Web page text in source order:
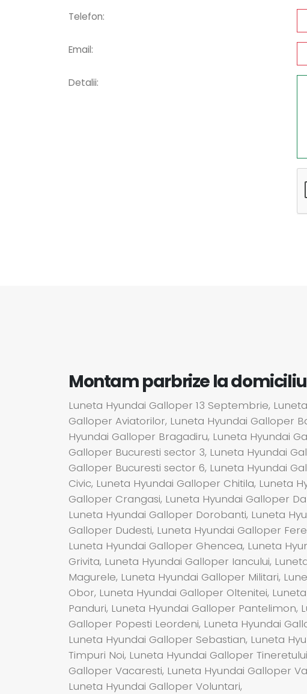
Telefon:
Email:
Detalii:
Montam parbrize la
Luneta Hyundai Galloper 13 Septembrie,
Galloper Aviatorilor, Luneta Hyundai Galloper
Hyundai Galloper Bragadiru, Luneta Hyundai
Galloper Bucuresti sector 3, Luneta Hyundai
Galloper Bucuresti sector 6, Luneta Hyundai
Civic, Luneta Hyundai Galloper Chitila, Luneta
Galloper Crangasi, Luneta Hyundai Galloper
Luneta Hyundai Galloper Dorobanti, Luneta
Galloper Dudesti, Luneta Hyundai Galloper
Luneta Hyundai Galloper Ghencea, Luneta
Grivita, Luneta Hyundai Galloper Iancului,
Magurele, Luneta Hyundai Galloper Militari,
Obor, Luneta Hyundai Galloper Oltenitei,
Panduri, Luneta Hyundai Galloper Pantelimon,
Galloper Popesti Leordeni, Luneta Hyundai
Luneta Hyundai Galloper Sebastian, Luneta
Timpuri Noi, Luneta Hyundai Galloper
Galloper Vacaresti, Luneta Hyundai Galloper
Luneta Hyundai Galloper Voluntari,